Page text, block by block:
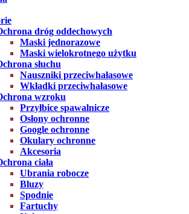
dróg oddechowych
Maski jednorazowe
Maski wielokrotnego użytku
słuchu
Nauszniki przeciwhałasowe
Wkładki przeciwhałasowe
wzroku
Przyłbice spawalnicze
Osłony ochronne
Google ochronne
Okulary ochronne
Akcesoria
ciała
Ubrania robocze
Bluzy
Spodnie
Fartuchy